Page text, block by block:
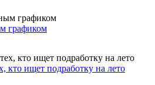
графиком
кто ищет подработку на лето